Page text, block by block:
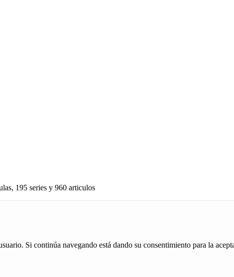
195 series y 960 articulos
Si continúa navegando está dando su consentimiento para la